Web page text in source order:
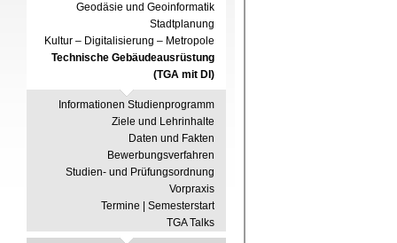
Geodäsie und Geoinformatik
Stadtplanung
Kultur – Digitalisierung – Metropole
Technische Gebäudeausrüstung
(TGA mit DI)
Informationen Studienprogramm
Ziele und Lehrinhalte
Daten und Fakten
Bewerbungsverfahren
Studien- und Prüfungsordnung
Vorpraxis
Termine | Semesterstart
TGA Talks